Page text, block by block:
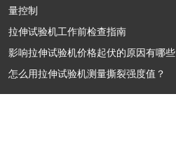
量控制
拉伸试验机工作前检查指南
影响拉伸试验机价格起伏的原因有哪些
怎么用拉伸试验机测量撕裂强度值？